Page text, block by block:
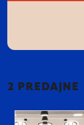
2 PREDAJNE